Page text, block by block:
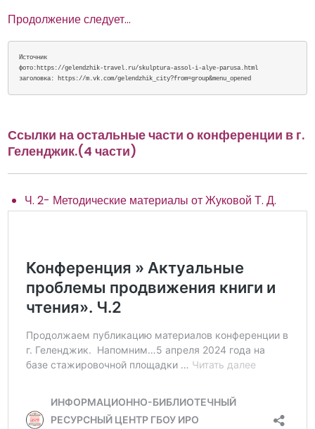
Продолжение следует...
Источник
фото:https://gelendzhik-travel.ru/skulptura-assol-i-alye-parusa.html
заголовка: https://m.vk.com/gelendzhik_city?from=group&menu_opened
Ссылки на остальные части о конференции в г.
Геленджик.(4 части)
Ч. 2- Методические материалы от Жуковой Т. Д.